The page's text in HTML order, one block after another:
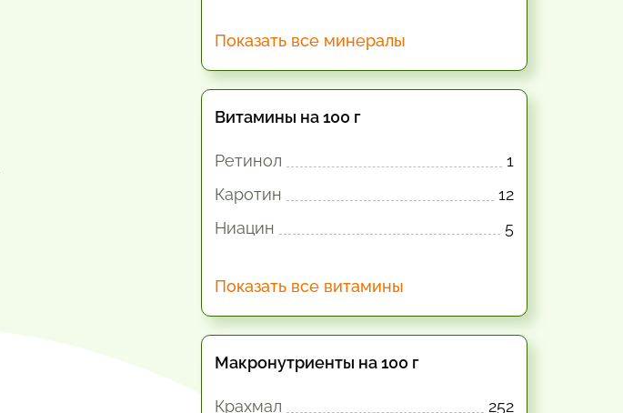
Показать все минералы
Витамины на 100 г
Ретинол
1
Каротин
12
Ниацин
5
Показать все витамины
Макронутриенты на 100 г
Крахмал
252